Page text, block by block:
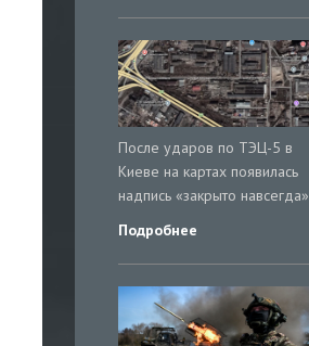
После ударов по ТЭЦ-5 в
Киеве на картах появилась
надпись «закрыто навсегда»
Подробнее